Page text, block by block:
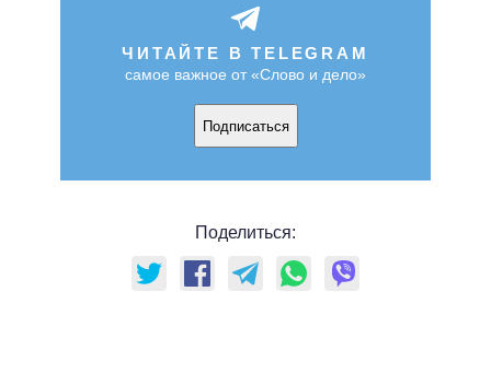
ЧИТАЙТЕ В TELEGRAM
самое важное от «Слово и дело»
Подписаться
Поделиться: